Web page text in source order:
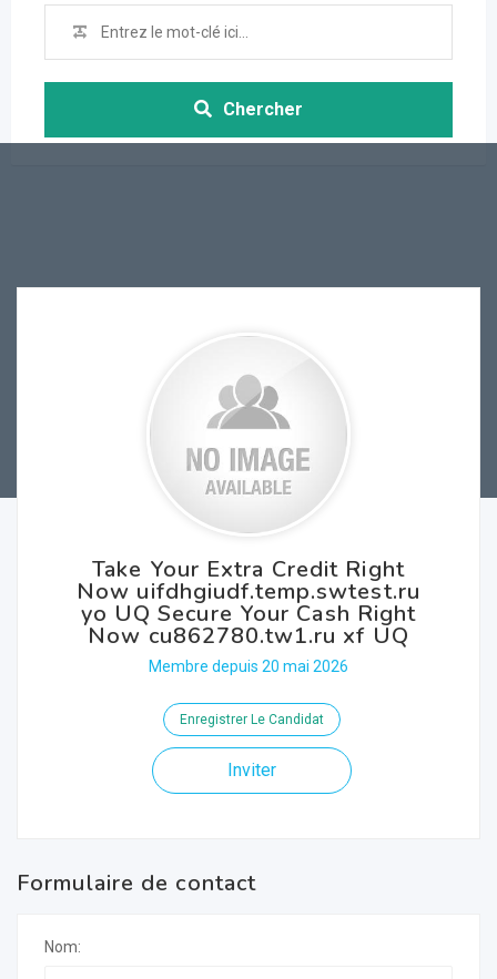
Chercher
Take Your Extra Credit Right
Now uifdhgiudf.temp.swtest.ru
yo UQ Secure Your Cash Right
Now cu862780.tw1.ru xf UQ
Membre depuis 20 mai 2026
Enregistrer Le Candidat
Inviter
Formulaire de contact
Nom: